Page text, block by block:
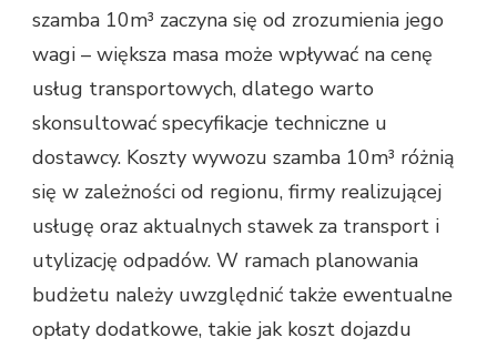
szamba 10m³ zaczyna się od zrozumienia jego
wagi – większa masa może wpływać na cenę
usług transportowych, dlatego warto
skonsultować specyfikacje techniczne u
dostawcy. Koszty wywozu szamba 10m³ różnią
się w zależności od regionu, firmy realizującej
usługę oraz aktualnych stawek za transport i
utylizację odpadów. W ramach planowania
budżetu należy uwzględnić także ewentualne
opłaty dodatkowe, takie jak koszt dojazdu